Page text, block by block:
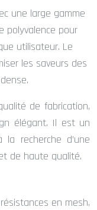
une large gamme
polyvalence pour
utilisateur. Le
les saveurs des
de fabrication,
élégant. Il est un
recherche d’une
de haute qualité.
en mesh,